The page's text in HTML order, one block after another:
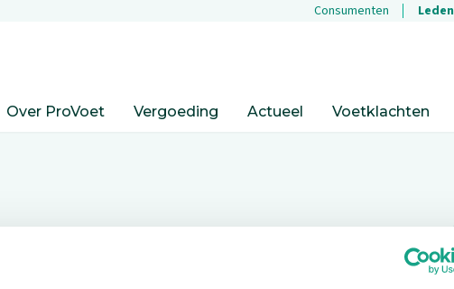
Consumenten Leden
Over ProVoet Vergoeding Actueel Voetklachten